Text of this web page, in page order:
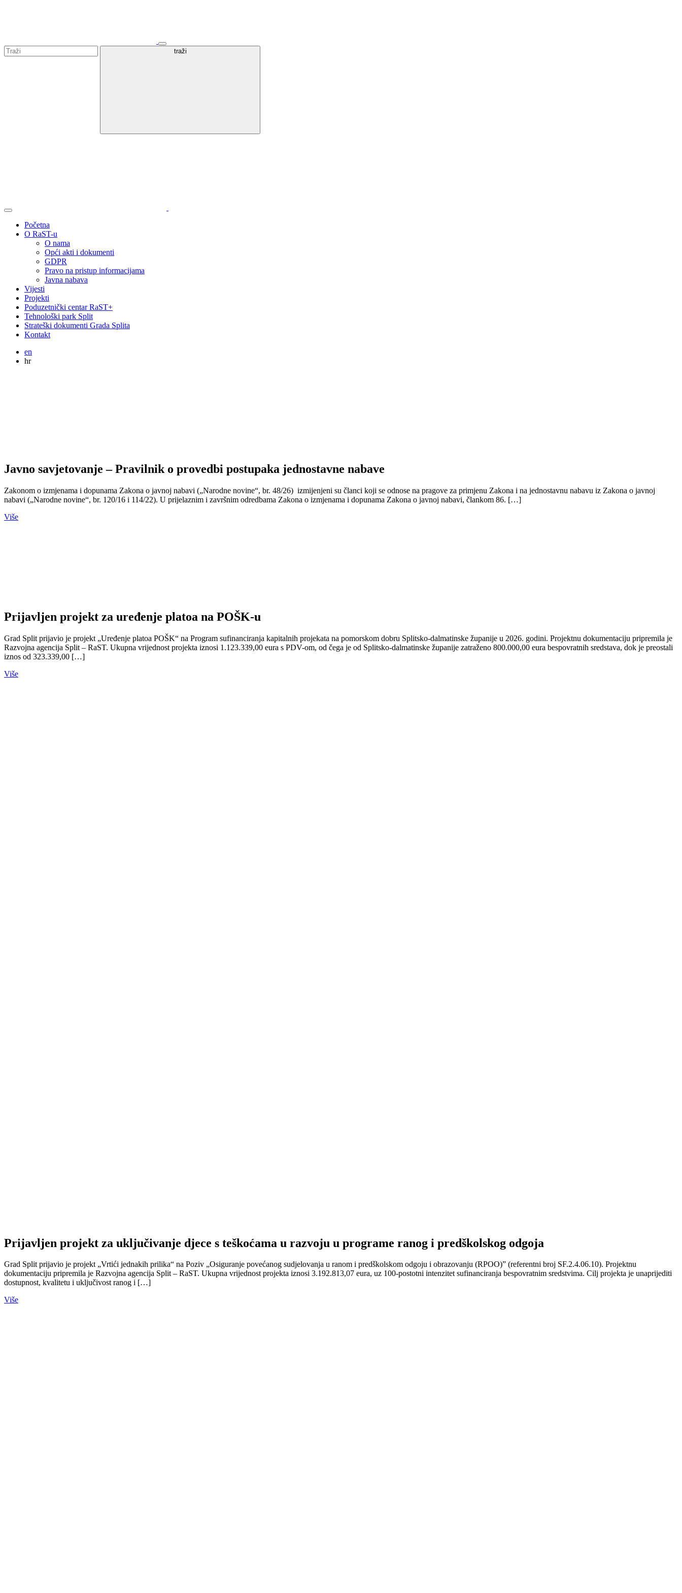
traži
Početna
O RaST-u
O nama
Opći akti i dokumenti
GDPR
Pravo na pristup informacijama
Javna nabava
Vijesti
Projekti
Poduzetnički centar RaST+
Tehnološki park Split
Strateški dokumenti Grada Splita
Kontakt
en
hr
Javno savjetovanje – Pravilnik o provedbi postupaka jednostavne nabave
Zakonom o izmjenama i dopunama Zakona o javnoj nabavi („Narodne novine“, br. 48/26) izmijenjeni su članci koji se odnose na pragove za primjenu Zakona i na jednostavnu nabavu iz Zakona o javnoj
nabavi („Narodne novine“, br. 120/16 i 114/22). U prijelaznim i završnim odredbama Zakona o izmjenama i dopunama Zakona o javnoj nabavi, člankom 86. […]
Više
Prijavljen projekt za uređenje platoa na POŠK-u
Grad Split prijavio je projekt „Uređenje platoa POŠK“ na Program sufinanciranja kapitalnih projekata na pomorskom dobru Splitsko-dalmatinske županije u 2026. godini. Projektnu dokumentaciju pripremila je
Razvojna agencija Split – RaST. Ukupna vrijednost projekta iznosi 1.123.339,00 eura s PDV-om, od čega je od Splitsko-dalmatinske županije zatraženo 800.000,00 eura bespovratnih sredstava, dok je preostali
iznos od 323.339,00 […]
Više
Prijavljen projekt za uključivanje djece s teškoćama u razvoju u programe ranog i predškolskog odgoja
Grad Split prijavio je projekt „Vrtići jednakih prilika“ na Poziv „Osiguranje povećanog sudjelovanja u ranom i predškolskom odgoju i obrazovanju (RPOO)” (referentni broj SF.2.4.06.10). Projektnu
dokumentaciju pripremila je Razvojna agencija Split – RaST. Ukupna vrijednost projekta iznosi 3.192.813,07 eura, uz 100-postotni intenzitet sufinanciranja bespovratnim sredstvima. Cilj projekta je unaprijediti
dostupnost, kvalitetu i uključivost ranog i […]
Više